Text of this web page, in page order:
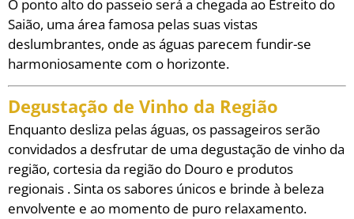
O ponto alto do passeio será a chegada ao Estreito do
Saião, uma área famosa pelas suas vistas
deslumbrantes, onde as águas parecem fundir-se
harmoniosamente com o horizonte.
Degustação de Vinho da Região
Enquanto desliza pelas águas, os passageiros serão
convidados a desfrutar de uma degustação de vinho da
região, cortesia da região do Douro e produtos
regionais . Sinta os sabores únicos e brinde à beleza
envolvente e ao momento de puro relaxamento.